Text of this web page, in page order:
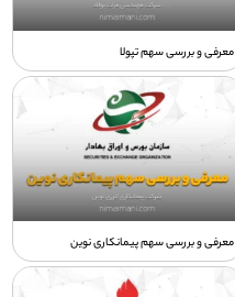
معرفی و بررسی سهم تپولا
معرفی و بررسی سهم پیمانکاری نوین